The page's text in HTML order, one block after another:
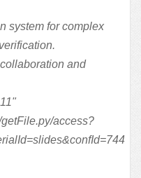
system for complex
and
access?